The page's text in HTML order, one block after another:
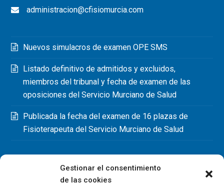
Gestionar el consentimiento
de las cookies
administracion@cfisiomurcia.com
Nuevos simulacros de examen OPE SMS
Listado definitivo de admitidos y excluidos,
miembros del tribunal y fecha de examen de las
oposiciones del Servicio Murciano de Salud
Publicada la fecha del examen de 16 plazas de
Fisioterapeuta del Servicio Murciano de Salud